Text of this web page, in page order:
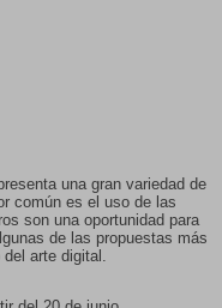
una gran variedad de
común es el uso de las
son una oportunidad para
de las propuestas más
arte digital.